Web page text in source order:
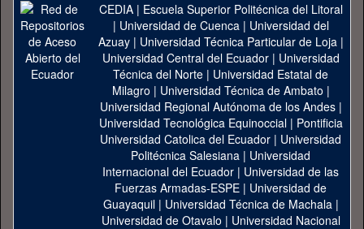
CEDIA| Escuela Superior Politécnica del Litoral
| Universidad de Cuenca| Universidad del
Azuay| Universidad Técnica Particular de Loja|
Universidad Central del Ecuador| Universidad
Técnica del Norte | Universidad Estatal de
Milagro | Universidad Técnica de Ambato |
Universidad Regional Autónoma de los Andes|
Universidad Tecnológica Equinoccial| Pontificia
Universidad Catolica del Ecuador | Universidad
Politécnica Salesiana | Universidad
Internacional del Ecuador | Universidad de las
Fuerzas Armadas-ESPE | Universidad de
Guayaquil| Universidad Técnica de Machala|
Universidad de Otavalo | Universidad Nacional